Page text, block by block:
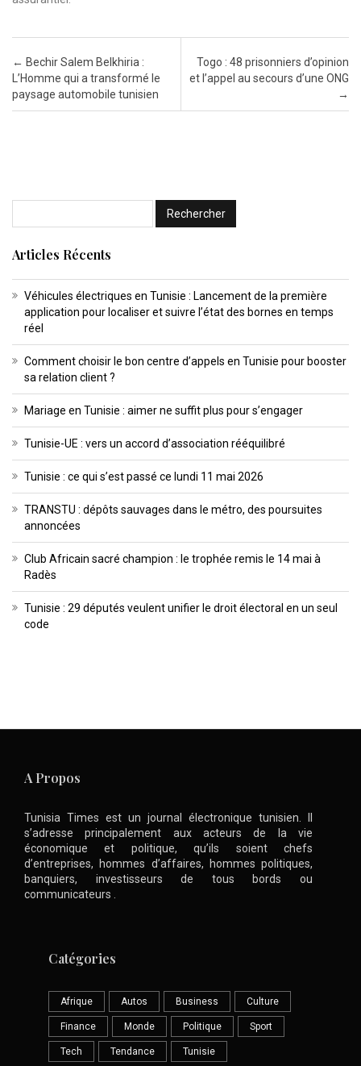
Post navigation
← Bechir Salem Belkhiria :
L’Homme qui a transformé le
paysage automobile tunisien
Togo : 48 prisonniers d’opinion
et l’appel au secours d’une ONG
→
Articles Récents
Véhicules électriques en Tunisie : Lancement de la première
application pour localiser et suivre l’état des bornes en temps
réel
Comment choisir le bon centre d’appels en Tunisie pour booster
sa relation client ?
Mariage en Tunisie : aimer ne suffit plus pour s’engager
Tunisie-UE : vers un accord d’association rééquilibré
Tunisie : ce qui s’est passé ce lundi 11 mai 2026
TRANSTU : dépôts sauvages dans le métro, des poursuites
annoncées
Club Africain sacré champion : le trophée remis le 14 mai à
Radès
Tunisie : 29 députés veulent unifier le droit électoral en un seul
code
A Propos
Tunisia Times est un journal électronique tunisien. Il
s’adresse principalement aux acteurs de la vie
économique et politique, qu’ils soient chefs
d’entreprises, hommes d’affaires, hommes politiques,
banquiers, investisseurs de tous bords ou
communicateurs .
Catégories
Afrique Autos Business Culture
Finance Monde Politique Sport
Tech Tendance Tunisie